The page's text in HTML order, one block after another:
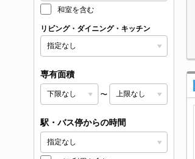
和室を含む
リビング・ダイニング・キッチン
専有面積
〜
駅・バス停からの時間